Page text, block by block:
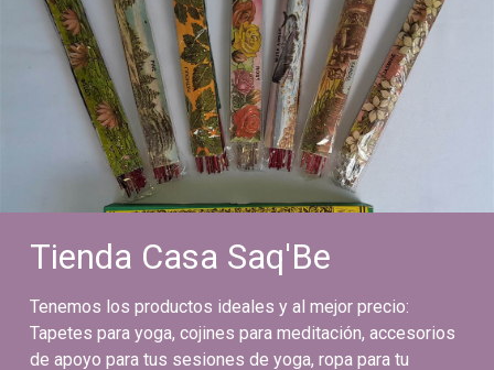
Tienda Casa Saq'Be
Tenemos los productos ideales y al mejor precio:
Tapetes para yoga, cojines para meditación, accesorios
de apoyo para tus sesiones de yoga, ropa para tu